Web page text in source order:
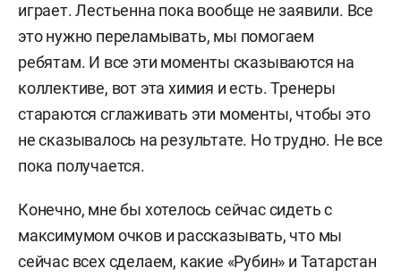
играет. Лестьенна пока вообще не заявили. Все
это нужно переламывать, мы помогаем
ребятам. И все эти моменты сказываются на
коллективе, вот эта химия и есть. Тренеры
стараются сглаживать эти моменты, чтобы это
не сказывалось на результате. Но трудно. Не все
пока получается.
Конечно, мне бы хотелось сейчас сидеть с
максимумом очков и рассказывать, что мы
сейчас всех сделаем, какие «Рубин» и Татарстан